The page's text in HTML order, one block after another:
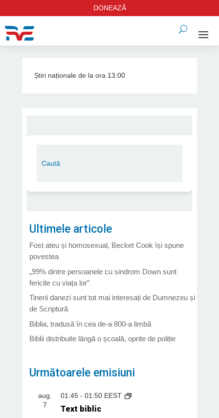
DONEAZĂ
Știri naționale de la ora 13:00
Ultimele articole
Fost ateu și homosexual, Becket Cook își spune
povestea
„99% dintre persoanele cu sindrom Down sunt
fericite cu viața lor”
Tinerii danezi sunt tot mai interesați de Dumnezeu și
de Scriptură
Biblia, tradusă în cea de-a 800-a limbă
Biblii distribuite lângă o școală, oprite de poliție
Următoarele emisiuni
aug.
7
01:45- 01:50 EEST
Text biblic